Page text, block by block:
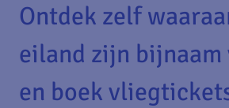
Ontdek zelf
eiland zijn
en boek